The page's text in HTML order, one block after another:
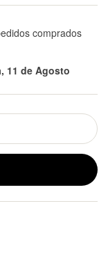
comprados
11 de Agosto